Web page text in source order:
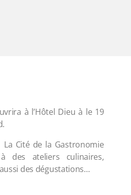
à l’Hôtel Dieu à le 19
Cité de la Gastronomie
des ateliers culinaires,
des dégustations…